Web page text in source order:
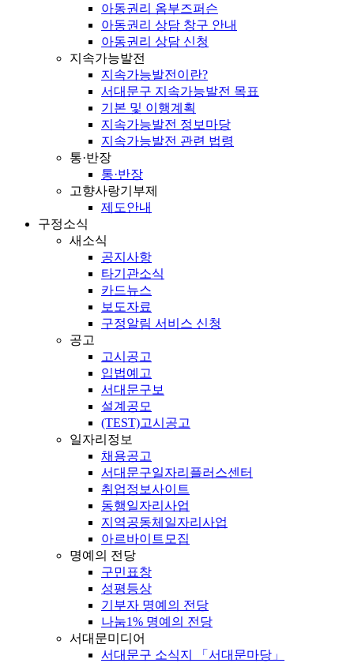
아동권리 옴부즈퍼슨
아동권리 상담 창구 안내
아동권리 상담 신청
지속가능발전
지속가능발전이란?
서대문구 지속가능발전 목표
기본 및 이행계획
지속가능발전 정보마당
지속가능발전 관련 법령
통·반장
통·반장
고향사랑기부제
제도안내
구정소식
새소식
공지사항
타기관소식
카드뉴스
보도자료
구정알림 서비스 신청
공고
고시공고
입법예고
서대문구보
설계공모
(TEST)고시공고
일자리정보
채용공고
서대문구일자리플러스센터
취업정보사이트
동행일자리사업
지역공동체일자리사업
아르바이트모집
명예의 전당
구민표창
성평등상
기부자 명예의 전당
나눔1% 명예의 전당
서대문미디어
서대문구 소식지 「서대문마당」